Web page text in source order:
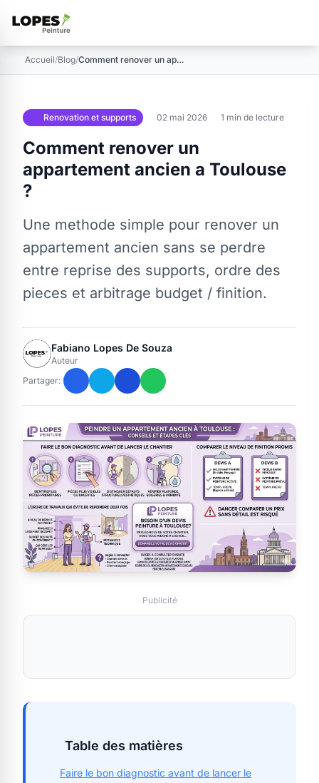
Accueil/Blog/ Comment renover un appartement ancien a Toulouse ?
Renovation et supports 02 mai 2026 1 min de lecture
Comment renover un
appartement ancien a Toulouse
?
Une methode simple pour renover un
appartement ancien sans se perdre
entre reprise des supports, ordre des
pieces et arbitrage budget / finition.
Fabiano Lopes De Souza
Auteur
Partager:
Publicité
Table des matières
Faire le bon diagnostic avant de lancer le